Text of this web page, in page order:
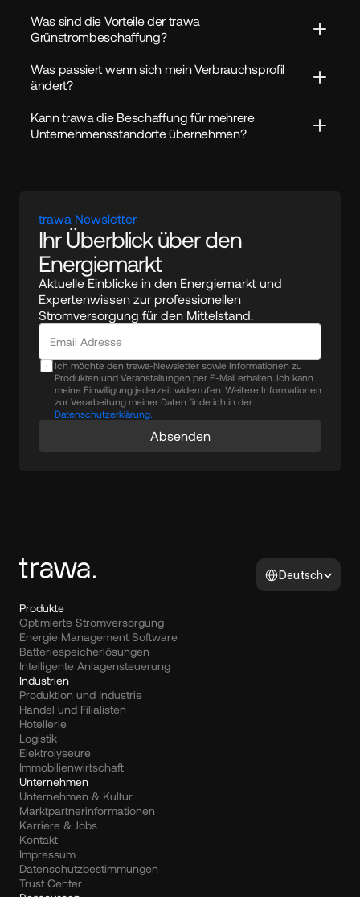
Was sind die Vorteile der trawa
Grünstrombeschaffung?
Was passiert wenn sich mein Verbrauchsprofil
ändert?
Kann trawa die Beschaffung für mehrere
Unternehmensstandorte übernehmen?
trawa Newsletter
Ihr Überblick über den
Energiemarkt
Aktuelle Einblicke in den Energiemarkt und
Expertenwissen zur professionellen
Stromversorgung für den Mittelstand.
Ich möchte den trawa-Newsletter sowie Informationen zu
Produkten und Veranstaltungen per E-Mail erhalten. Ich kann
meine Einwilligung jederzeit widerrufen. Weitere Informationen
zur Verarbeitung meiner Daten finde ich in der
Datenschutzerklärung.
Absenden
Select Language
Deutsch
Produkte
Optimierte Stromversorgung
Energie Management Software
Batteriespeicherlösungen
Intelligente Anlagensteuerung
Industrien
Produktion und Industrie
Handel und Filialisten
Hotellerie
Logistik
Elektrolyseure
Immobilienwirtschaft
Unternehmen
Unternehmen & Kultur
Marktpartnerinformationen
Karriere & Jobs
Kontakt
Impressum
Datenschutzbestimmungen
Trust Center